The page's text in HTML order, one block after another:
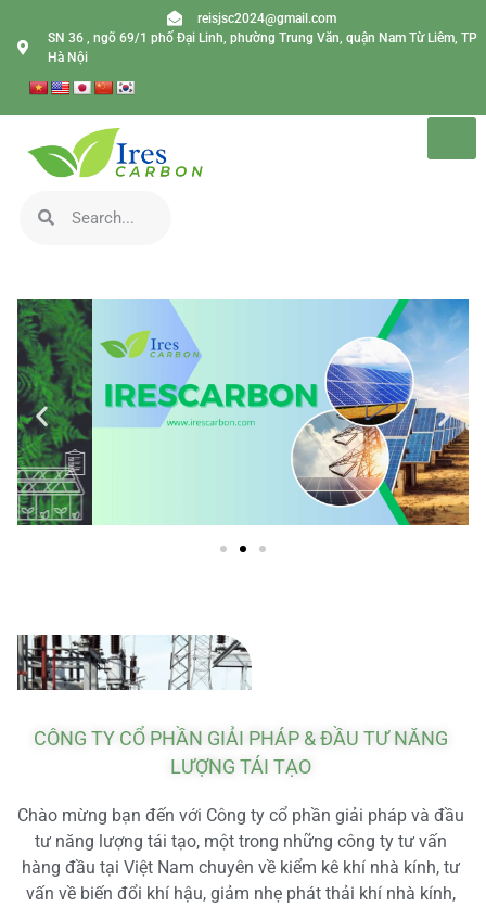
reisjsc2024@gmail.com
SN 36 , ngõ 69/1 phố Đại Linh, phường Trung Văn, quận Nam Từ Liêm, TP
Hà Nội
CÔNG TY CỔ PHẦN GIẢI PHÁP & ĐẦU TƯ NĂNG
LƯỢNG TÁI TẠO
Chào mừng bạn đến với Công ty cổ phần giải pháp và đầu
tư năng lượng tái tạo, một trong những công ty tư vấn
hàng đầu tại Việt Nam chuyên về kiểm kê khí nhà kính, tư
vấn về biến đổi khí hậu, giảm nhẹ phát thải khí nhà kính,